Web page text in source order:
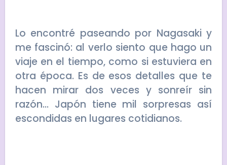
Lo encontré paseando por Nagasaki y
me fascinó: al verlo siento que hago un
viaje en el tiempo, como si estuviera en
otra época. Es de esos detalles que te
hacen mirar dos veces y sonreír sin
razón… Japón tiene mil sorpresas así
escondidas en lugares cotidianos.